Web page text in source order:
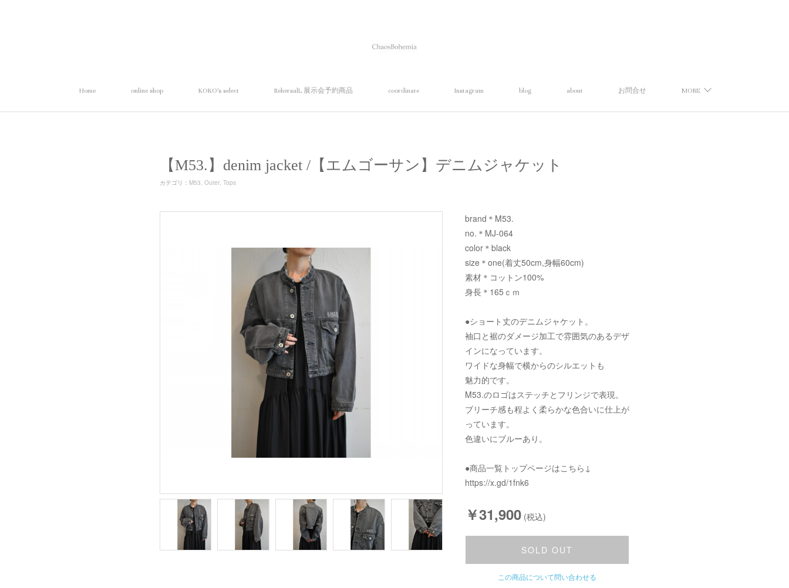
Home online shop KOKO's select RehersalL 展示会予約商品 coordinate Instagram blog about お問合せ MORE
【M53.】denim jacket /【エムゴーサン】デニムジャケット
カテゴリ ： M53 Outer Tops
brand＊M53.
no.＊MJ-064
color＊black
size＊one(着丈50cm,身幅60cm)
素材＊コットン100%
身長＊165ｃｍ
●ショート丈のデニムジャケット。
袖口と裾のダメージ加工で雰囲気のあるデザ
インになっています。
ワイドな身幅で横からのシルエットも
魅力的です。
M53.のロゴはステッチとフリンジで表現。
ブリーチ感も程よく柔らかな色合いに仕上が
っています。
色違いにブルーあり。
●商品一覧トップページはこちら↓
https://x.gd/1fnk6
￥31,900 (税込)
SOLD OUT
この商品について問い合わせる